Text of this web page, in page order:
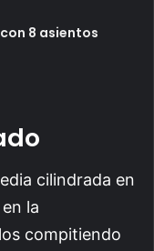
8 asientos
cilindrada en
la
compitiendo